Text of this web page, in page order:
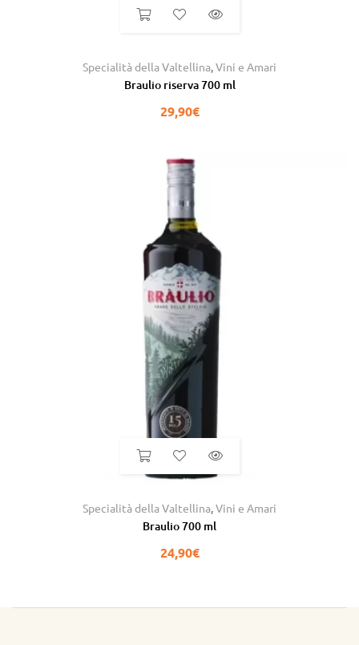
Specialità della Valtellina,Vini e Amari
Braulio riserva 700 ml
29,90€
Specialità della Valtellina,Vini e Amari
Braulio 700 ml
24,90€